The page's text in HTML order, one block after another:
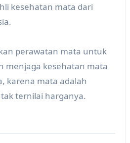
kesehatan mata dari
perawatan mata untuk
menjaga kesehatan mata
karena mata adalah
ternilai harganya.